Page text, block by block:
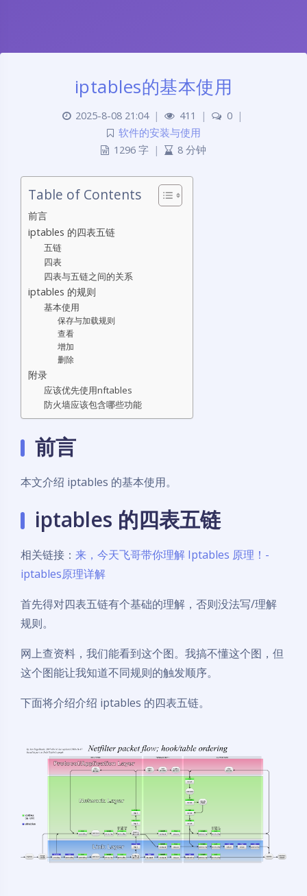
iptables的基本使用
2025-8-08 21:04 | 411 | 0
|
软件的安装与使用
1296 字 | 8 分钟
Table of Contents
前言
iptables 的四表五链
五链
四表
四表与五链之间的关系
iptables 的规则
基本使用
保存与加载规则
查看
增加
删除
附录
应该优先使用nftables
防火墙应该包含哪些功能
前言
本文介绍 iptables 的基本使用。
iptables 的四表五链
相关链接： 来，今天飞哥带你理解 Iptables 原理！-
iptables原理详解
首先得对四表五链有个基础的理解，否则没法写/理解
规则。
网上查资料，我们能看到这个图。我搞不懂这个图，但
这个图能让我知道不同规则的触发顺序。
下面将介绍介绍 iptables 的四表五链。